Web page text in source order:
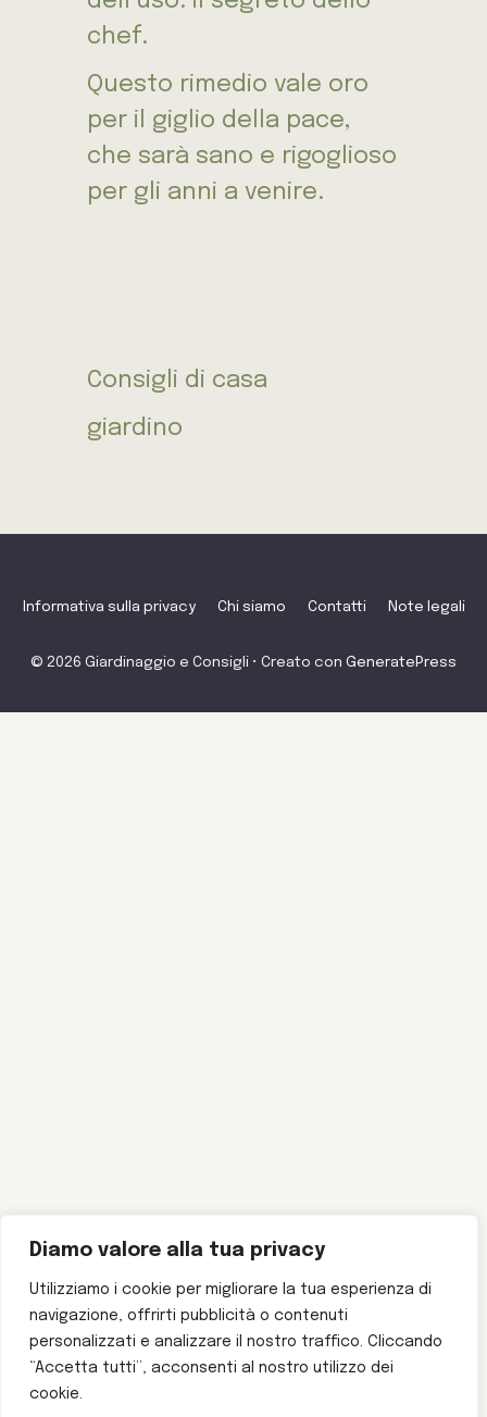
Diamo valore alla tua privacy
Utilizziamo i cookie per migliorare la tua esperienza di
navigazione, offrirti pubblicità o contenuti
personalizzati e analizzare il nostro traffico. Cliccando
“Accetta tutti”, acconsenti al nostro utilizzo dei
cookie.
chef.
Questo rimedio vale oro
per il giglio della pace,
che sarà sano e rigoglioso
per gli anni a venire.
Consigli di casa
giardino
Informativa sulla privacy Chi siamo Contatti Note legali
© 2026 Giardinaggio e Consigli • Creato con GeneratePress